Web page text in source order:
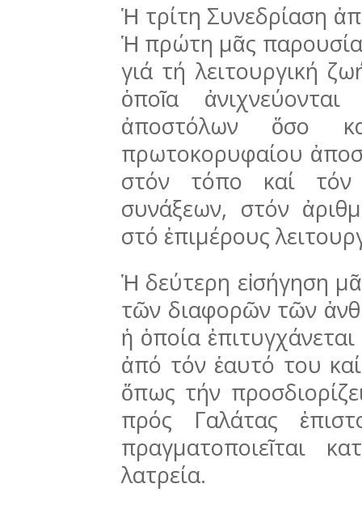
Ἡ τρίτη Συνεδρίαση
Ἡ πρώτη μᾶς
γιά τή λειτουργική
ὁποῖα
ἀποστόλων ὅσο
πρωτοκορυφαίου
στόν τόπο καί τόν
συνάξεων, στόν
στό ἐπιμέρους
Ἡ δεύτερη εἰσήγηση
τῶν διαφορῶν τῶν
ἡ ὁποία
ἀπό τόν ἑαυτό του
ὅπως τήν
πρός Γα­λά­τας
πραγματοποιεῖται
λατρεία.